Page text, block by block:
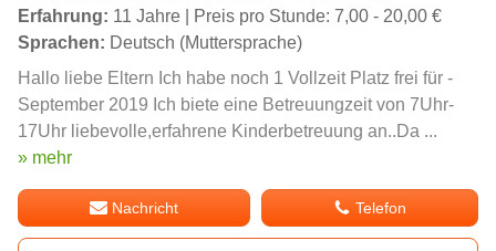
Erfahrung: 11 Jahre | Preis pro Stunde: 7,00 - 20,00 €
Sprachen: Deutsch (Muttersprache)
Hallo liebe Eltern Ich habe noch 1 Vollzeit Platz frei für -
September 2019 Ich biete eine Betreuungzeit von 7Uhr-
17Uhr liebevolle,erfahrene Kinderbetreuung an..Da ...
» mehr
Nachricht Telefon